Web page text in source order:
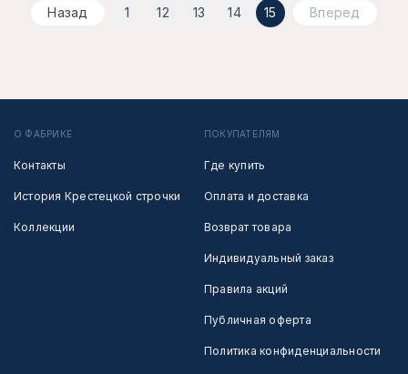
Назад 1 12 13 14 15 Вперед
О ФАБРИКЕ
Контакты
История Крестецкой строчки
Коллекции
ПОКУПАТЕЛЯМ
Где купить
Оплата и доставка
Возврат товара
Индивидуальный заказ
Правила акций
Публичная оферта
Политика конфиденциальности